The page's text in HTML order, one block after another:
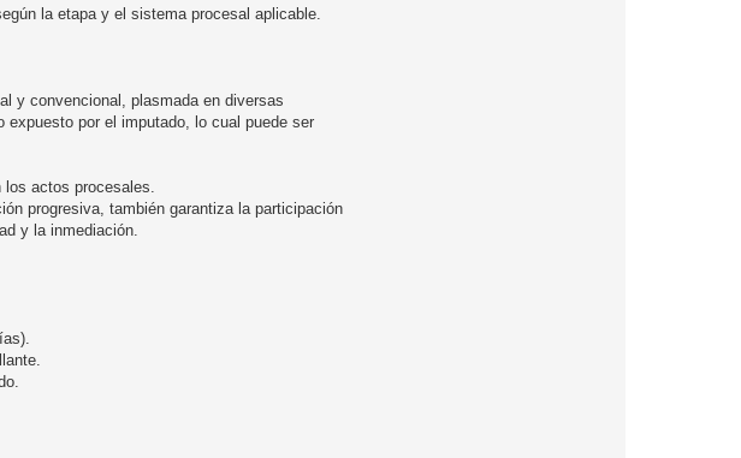
la etapa y el sistema procesal aplicable.
y convencional, plasmada en diversas
expuesto por el imputado, lo cual puede ser
los actos procesales.
progresiva, también garantiza la participación
y la inmediación.